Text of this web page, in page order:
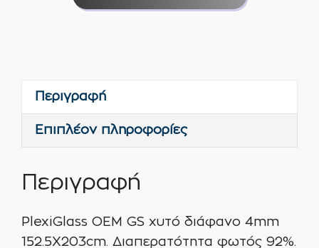
Περιγραφή
Επιπλέον πληροφορίες
Περιγραφή
PlexiGlass OEM GS χυτό διάφανο 4mm
152.5X203cm. Διαπερατότητα φωτός 92%.